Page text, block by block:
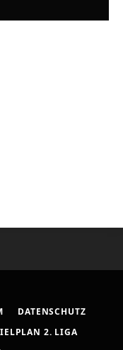
DATENSCHUTZ
2. LIGA